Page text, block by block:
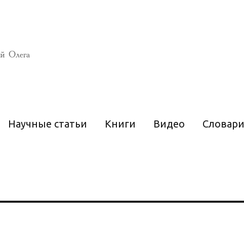
Олега
Научные статьи Книги Видео Словари